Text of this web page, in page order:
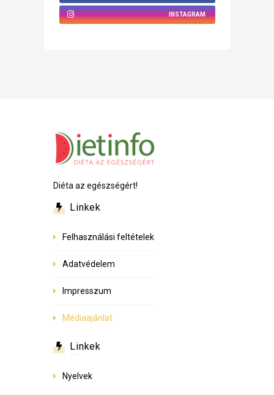
INSTAGRAM
Diéta az egészségért!
Linkek
Felhasználási feltételek
Adatvédelem
Impresszum
Médiaajánlat
Linkek
Nyelvek